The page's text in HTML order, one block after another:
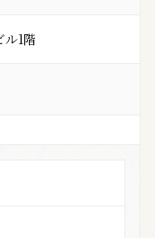
1階